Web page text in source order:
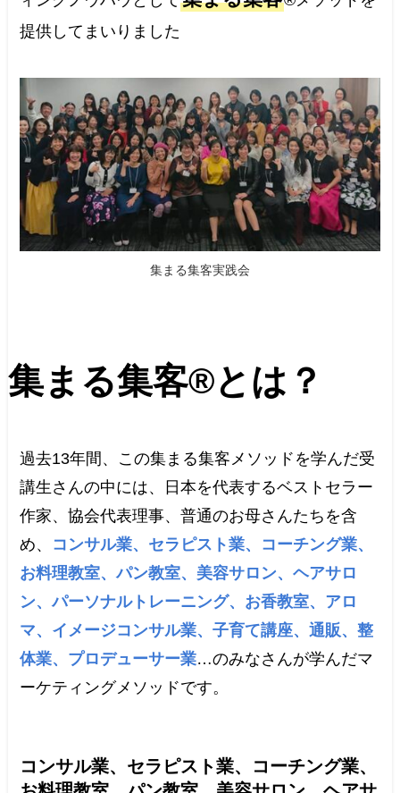
提供してまいりました
集まる集客実践会
集まる集客®︎とは？
過去13年間、この集まる集客メソッドを学んだ受
講生さんの中には、日本を代表するベストセラー
作家、協会代表理事、普通のお母さんたちを含
め、 コンサル業、セラピスト業、コーチング業、
お料理教室、パン教室、美容サロン、ヘアサロ
ン、パーソナルトレーニング、お香教室、アロ
マ、イメージコンサル業、子育て講座、通販、整
体業、プロデューサー業…のみなさんが学んだマ
ーケティングメソッドです。
コンサル業、セラピスト業、コーチング業、